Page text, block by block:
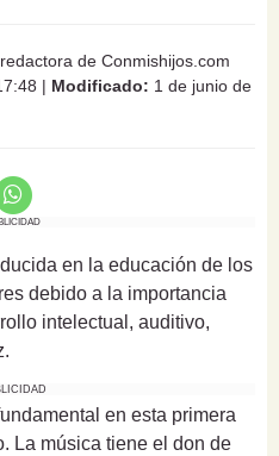
, redactora de Conmishijos.com
| Modificado: 1 de junio de
en la educación de los
debido a la importancia
intelectual, auditivo,
en esta primera
La música tiene el don de